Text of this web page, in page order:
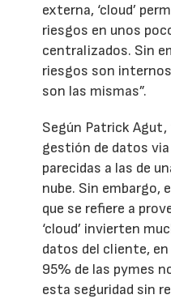
externa, ‘cloud’
riesgos en unos
centralizados. Sin
riesgos son
son las mismas”.
Según Patrick Agut,
gestión de datos via
parecidas a las de
nube. Sin embargo,
que se refiere a
‘cloud’ invierten
datos del cliente,
95% de las pymes
esta seguridad sin